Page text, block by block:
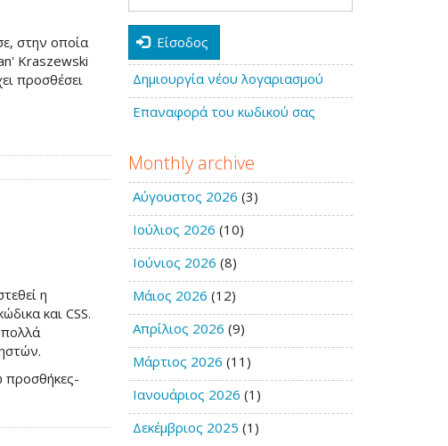
στην οποία
Kraszewski
προσθέσει
η
και CSS.
πολλά
προσθήκες-
Είσοδος
Δημιουργία νέου λογαριασμού
Επαναφορά του κωδικού σας
Monthly archive
Αύγουστος 2026 (3)
Ιούλιος 2026 (10)
Ιούνιος 2026 (8)
Μάιος 2026 (12)
Απρίλιος 2026 (9)
Μάρτιος 2026 (11)
Ιανουάριος 2026 (1)
Δεκέμβριος 2025 (1)